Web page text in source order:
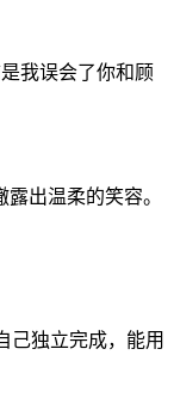
我误会了你和顾
出温柔的笑容。
己独立完成，能用